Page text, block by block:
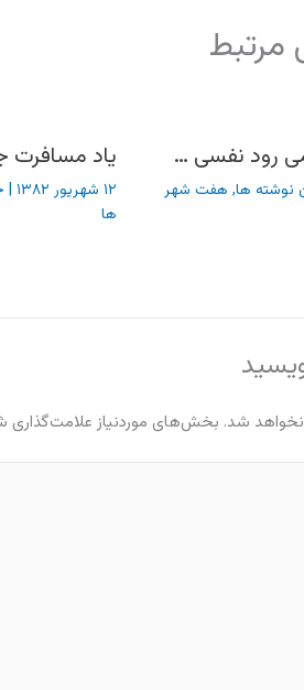
مرتبط
رود نفسی …
نوشته ها, هفت شهر
یاد مسافرت
۱۲ شهریور ۱۳۸۲ |
ها
شد. بخش‌های موردنیاز علامت‌گذاری